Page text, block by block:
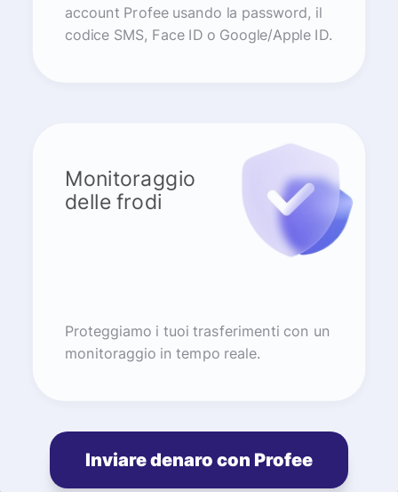
account Profee usando la password, il
codice SMS, Face ID o Google/Apple ID.
Monitoraggio
delle frodi
Proteggiamo i tuoi trasferimenti con un
monitoraggio in tempo reale.
Inviare denaro con Profee